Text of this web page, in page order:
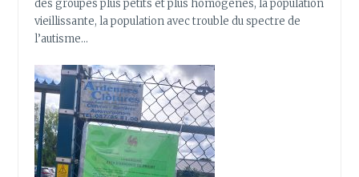
des groupes plus petits et plus homogènes, la population
vieillissante, la population avec trouble du spectre de
l’autisme…